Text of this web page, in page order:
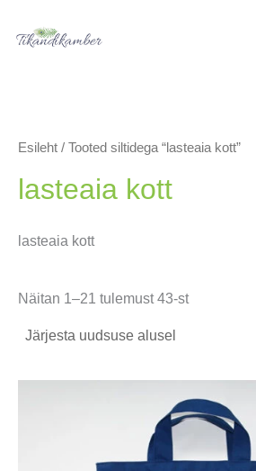
Esileht / Tooted siltidega “lasteaia kott”
lasteaia kott
lasteaia kott
Näitan 1–21 tulemust 43-stSorditud